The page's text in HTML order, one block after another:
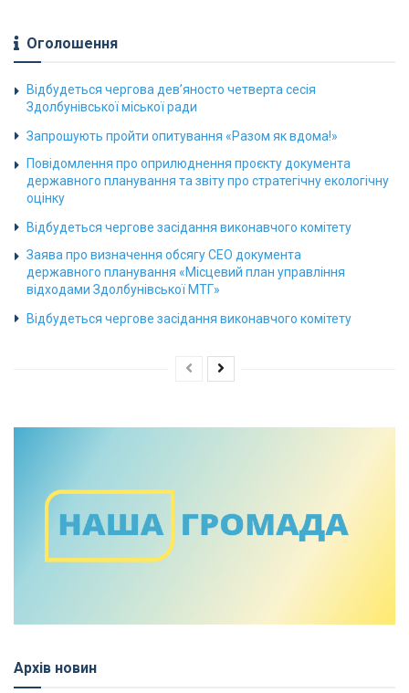
Оголошення
Відбудеться чергова дев’яносто четверта сесія
Здолбунівської міської ради
Запрошують пройти опитування «Разом як вдома!»
Повідомлення про оприлюднення проєкту документа
державного планування та звіту про стратегічну екологічну
оцінку
Відбудеться чергове засідання виконавчого комітету
Заява про визначення обсягу СЕО документа
державного планування «Місцевий план управління
відходами Здолбунівської МТГ»
Відбудеться чергове засідання виконавчого комітету
Архів новин